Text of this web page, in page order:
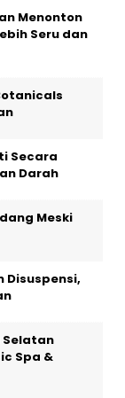
Menonton
Seru dan
Secara
Darah
Meski
Disuspensi,
Selatan
Spa &